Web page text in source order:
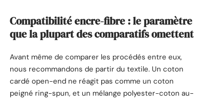
Compatibilité encre-fibre : le paramètre
que la plupart des comparatifs omettent
Avant même de comparer les procédés entre eux,
nous recommandons de partir du textile. Un coton
cardé open-end ne réagit pas comme un coton
peigné ring-spun, et un mélange polyester-coton au-